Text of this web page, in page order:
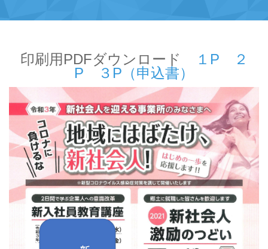
印刷用PDFダウンロード １P
２
P
３P（申込書）